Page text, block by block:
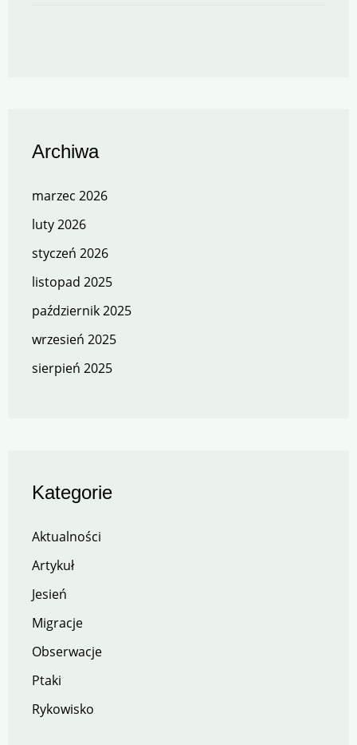
Archiwa
marzec 2026
luty 2026
styczeń 2026
listopad 2025
październik 2025
wrzesień 2025
sierpień 2025
Kategorie
Aktualności
Artykuł
Jesień
Migracje
Obserwacje
Ptaki
Rykowisko